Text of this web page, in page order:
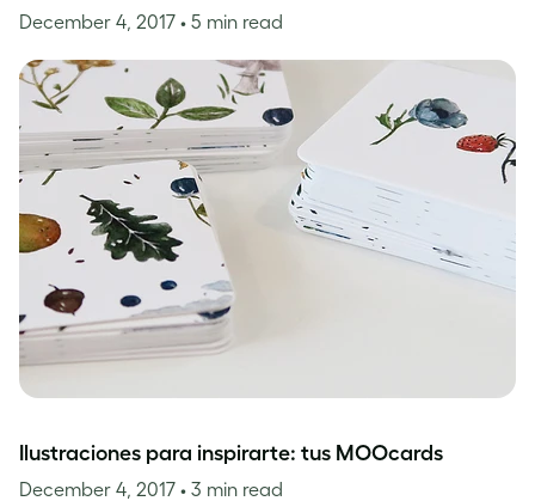
December 4, 2017 • 5 min read
Ilustraciones para inspirarte: tus MOOcards
December 4, 2017 • 3 min read